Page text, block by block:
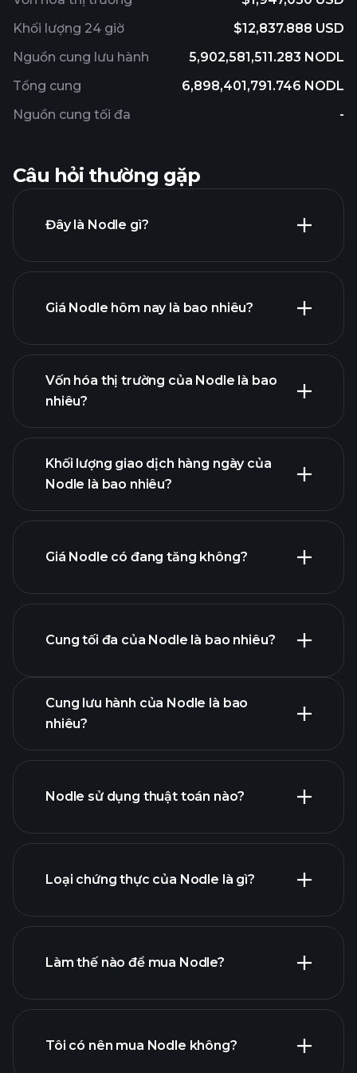
Khối lượng 24 giờ
$12,837.888 USD
Nguồn cung lưu hành
5,902,581,511.283 NODL
Tổng cung
6,898,401,791.746 NODL
Nguồn cung tối đa
-
Câu hỏi thường gặp
Đây là Nodle gì?
Giá Nodle hôm nay là bao nhiêu?
Vốn hóa thị trường của Nodle là bao
nhiêu?
danh
sách tiền điện tử
Khối lượng giao dịch hàng ngày của
Nodle là bao nhiêu?
danh
Giá Nodle có đang tăng không?
Nodle
Cung tối đa của Nodle là bao nhiêu?
Cung lưu hành của Nodle là bao
nhiêu?
Nodle sử dụng thuật toán nào?
Loại chứng thực của Nodle là gì?
Làm thế nào để mua Nodle?
Tôi có nên mua Nodle không?